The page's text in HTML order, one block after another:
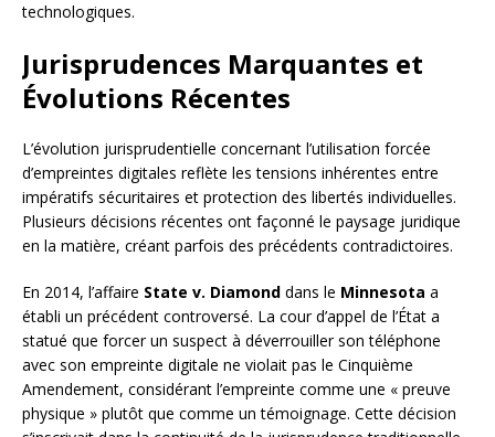
technologiques.
Jurisprudences Marquantes et
Évolutions Récentes
L’évolution jurisprudentielle concernant l’utilisation forcée
d’empreintes digitales reflète les tensions inhérentes entre
impératifs sécuritaires et protection des libertés individuelles.
Plusieurs décisions récentes ont façonné le paysage juridique
en la matière, créant parfois des précédents contradictoires.
En 2014, l’affaire State v. Diamond dans le Minnesota a
établi un précédent controversé. La cour d’appel de l’État a
statué que forcer un suspect à déverrouiller son téléphone
avec son empreinte digitale ne violait pas le Cinquième
Amendement, considérant l’empreinte comme une « preuve
physique » plutôt que comme un témoignage. Cette décision